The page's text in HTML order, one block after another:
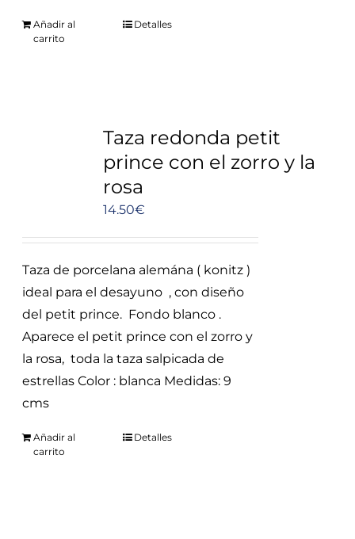
Añadir al
carrito
Detalles
Taza redonda petit
prince con el zorro y la
rosa
14.50€
Taza de porcelana alemána ( konitz )
ideal para el desayuno , con diseño
del petit prince. Fondo blanco .
Aparece el petit prince con el zorro y
la rosa, toda la taza salpicada de
estrellas Color : blanca Medidas: 9
cms
Añadir al
carrito
Detalles